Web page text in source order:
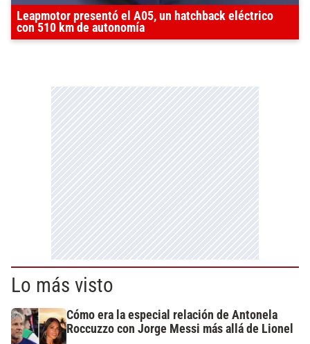
Leapmotor presentó el A05, un hatchback eléctrico
con 510 km de autonomía
Lo más visto
Cómo era la especial relación de Antonela
Roccuzzo con Jorge Messi más allá de Lionel